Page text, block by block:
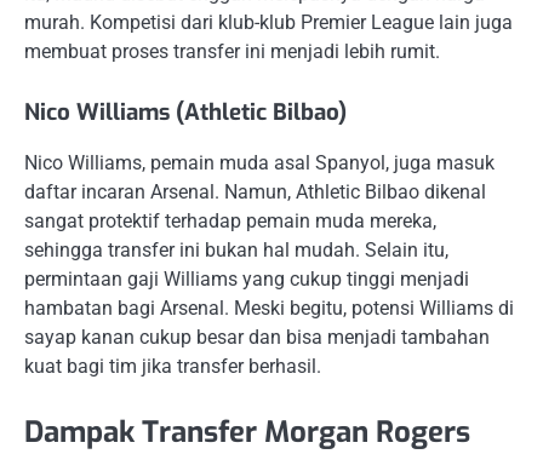
murah. Kompetisi dari klub-klub Premier League lain juga
membuat proses transfer ini menjadi lebih rumit.
Nico Williams (Athletic Bilbao)
Nico Williams, pemain muda asal Spanyol, juga masuk
daftar incaran Arsenal. Namun, Athletic Bilbao dikenal
sangat protektif terhadap pemain muda mereka,
sehingga transfer ini bukan hal mudah. Selain itu,
permintaan gaji Williams yang cukup tinggi menjadi
hambatan bagi Arsenal. Meski begitu, potensi Williams di
sayap kanan cukup besar dan bisa menjadi tambahan
kuat bagi tim jika transfer berhasil.
Dampak Transfer Morgan Rogers